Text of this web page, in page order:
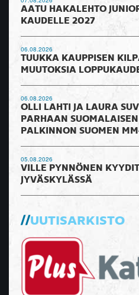
AATU HAKALEHTO
KAUDELLE 2027
06.08.2026
TUUKKA KAUPPISEN
MUUTOKSIA
06.08.2026
OLLI LAHTI JA LAURA
PARHAAN
PALKINNON SUOMEN
05.08.2026
VILLE PYNNÖNEN
JYVÄSKYLÄSSÄ
UUTISARKISTO